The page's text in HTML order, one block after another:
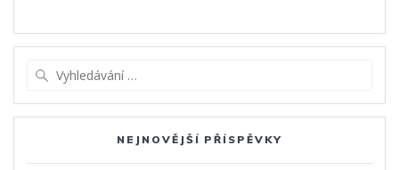
NEJNOVĚJŠÍ PŘÍSPĚVKY